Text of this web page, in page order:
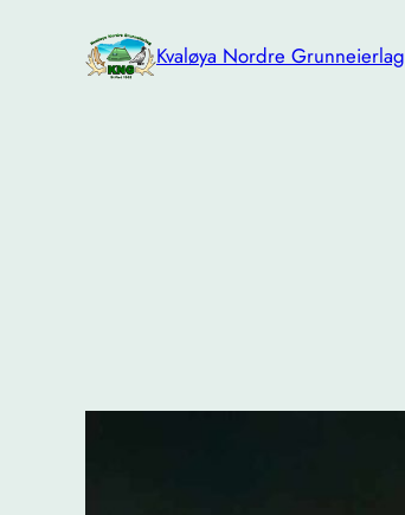
Kvaløya Nordre Grunneierlag